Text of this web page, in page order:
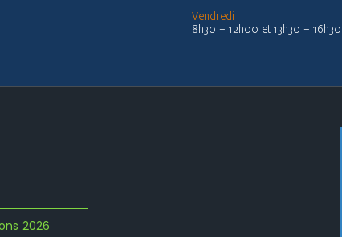
Vendredi
8h30 – 12h00 et 13h30 – 16h30
2026